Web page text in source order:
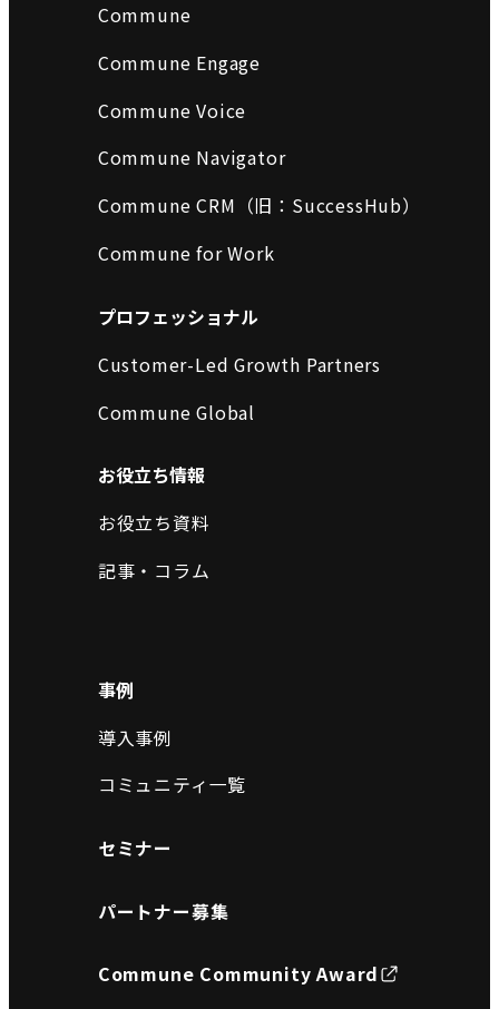
Commune
Commune Engage
Commune Voice
Commune Navigator
Commune CRM（旧：SuccessHub）
Commune for Work
プロフェッショナル
Customer-Led Growth Partners
Commune Global
お役立ち情報
お役立ち資料
記事・コラム
事例
導入事例
コミュニティ一覧
セミナー
パートナー募集
Commune Community Award